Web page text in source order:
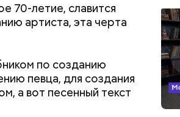
70-летие, славится
артиста, эта черта
по созданию
певца, для создания
а вот песенный текст